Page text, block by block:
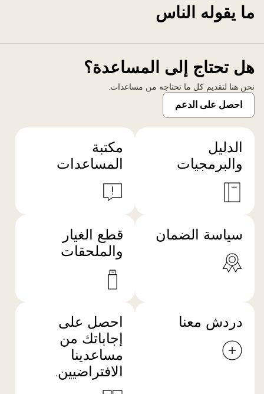
ما يقوله الناس
هل تحتاج إلى المساعدة؟
نحن هنا لتقديم كل ما تحتاجه من مساعدات.
احصل على الدعم
الدليل
والبرمجيات
مكتبة
المساعدات
سياسة الضمان
قطع الغيار
والملحقات
دردش معنا
احصل على
إجاباتك من
مساعدينا
الافتراضيين.